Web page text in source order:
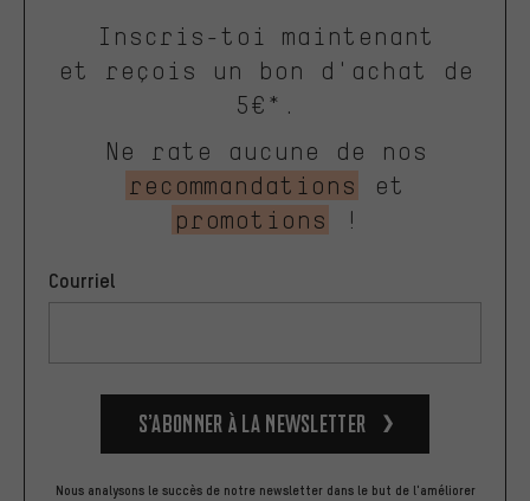
Inscris-toi maintenant
et reçois un bon d'achat de
5€*.
Ne rate aucune de nos
recommandations
et
promotions
!
Courriel
S’abonner à la newsletter
Nous analysons le succès de notre newsletter dans le but de l'améliorer